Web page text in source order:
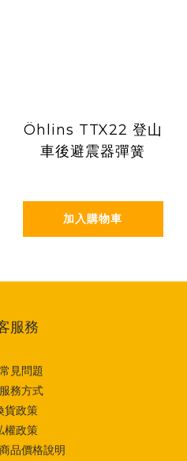
Öhlins TTX22 登山
車後避震器彈簧
加入購物車
服務
見問題
務方式
貨政策
權政策
品價格說明